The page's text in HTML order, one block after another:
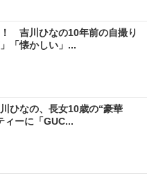
吉川ひなの10年前の自撮り
「懐かしい」...
ひなの、長女10歳の“豪華
ィーに「GUC...